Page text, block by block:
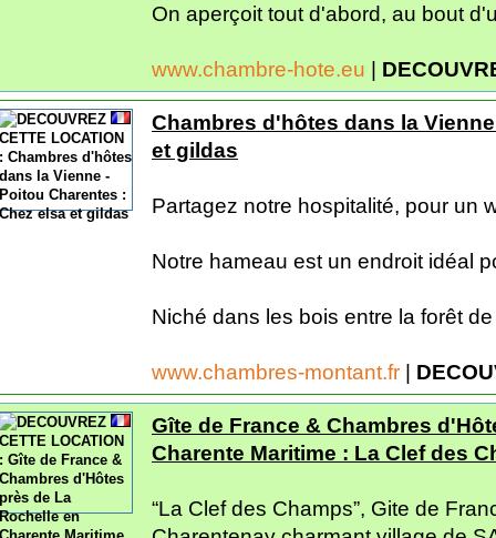
On aperçoit tout d'abord, au bout
www.chambre-hote.eu |
Chambres d'hôtes dans la
et gildas
Partagez notre hospitalité, pour un
Notre hameau est un endroit idéal
Niché dans les bois entre la forêt
www.chambres-montant.fr |
Gîte de France & Chambres
Charente Maritime : La Clef des
“La Clef des Champs”, Gite de